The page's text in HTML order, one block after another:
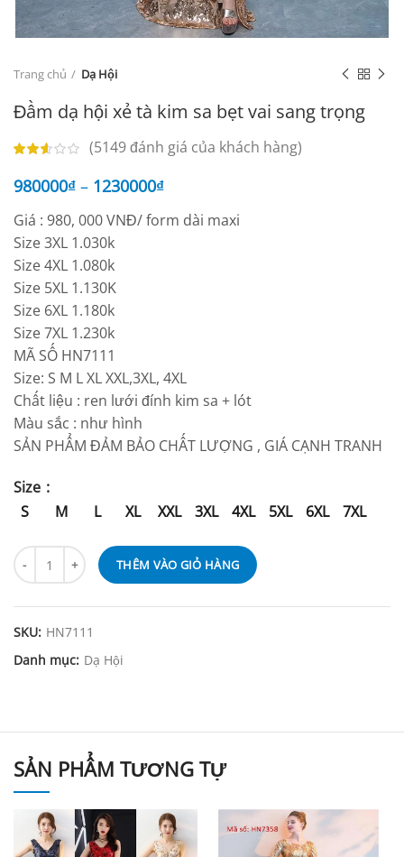
Trang chủ Dạ Hội
Đầm dạ hội xẻ tà kim sa bẹt vai sang trọng
(5149đánh giá của khách hàng)
980000₫ – 1230000₫
Giá : 980, 000 VNĐ/ form dài maxi
Size 3XL 1.030k
Size 4XL 1.080k
Size 5XL 1.130K
Size 6XL 1.180k
Size 7XL 1.230k
MÃ SỐ HN7111
Size: S M L XL XXL,3XL, 4XL
Chất liệu : ren lưới đính kim sa + lót
Màu sắc : như hình
SẢN PHẨM ĐẢM BẢO CHẤT LƯỢNG , GIÁ CẠNH TRANH
Size
S
M L XL XXL 3XL 4XL 5XL 6XL 7XL
THÊM VÀO GIỎ HÀNG
SKU: HN7111
Danh mục: Dạ Hội
SẢN PHẨM TƯƠNG TỰ